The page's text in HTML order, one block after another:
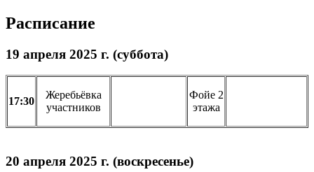
Расписание
19 апреля 2025 г. (суббота)
17:30
Жеребьёвка
участников
Фойе 2
этажа
20 апреля 2025 г. (воскресенье)